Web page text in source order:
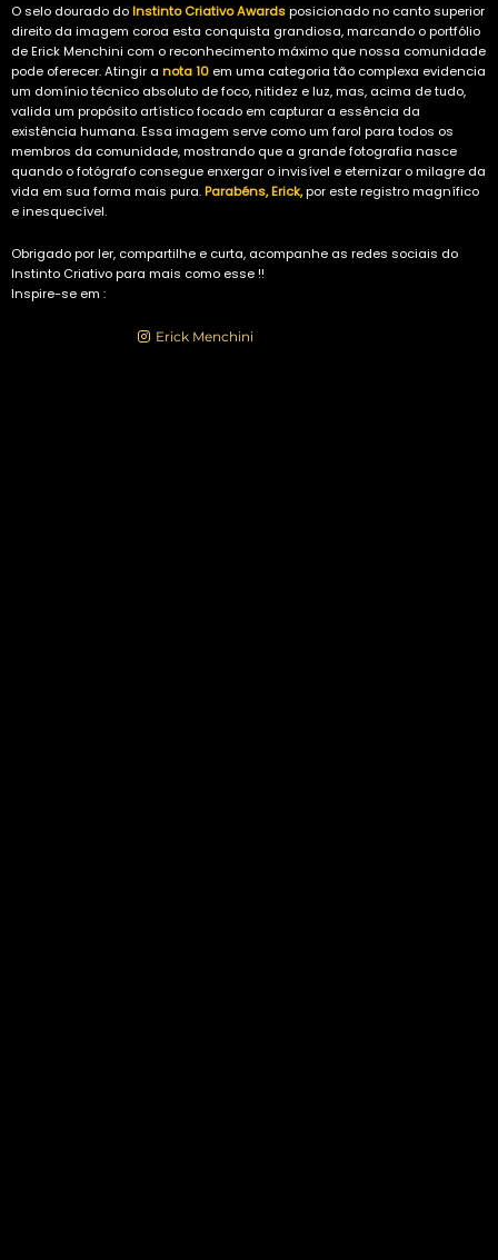
O selo dourado doInstinto Criativo Awardsposicionado no canto superior
direito da imagem coroa esta conquista grandiosa, marcando o portfólio
de Erick Menchini com o reconhecimento máximo que nossa comunidade
pode oferecer. Atingir a nota 10 em uma categoria tão complexa evidencia
um domínio técnico absoluto de foco, nitidez e luz, mas, acima de tudo,
valida um propósito artístico focado em capturar a essência da
existência humana. Essa imagem serve como um farol para todos os
membros da comunidade, mostrando que a grande fotografia nasce
quando o fotógrafo consegue enxergar o invisível e eternizar o milagre da
vida em sua forma mais pura.Parabéns, Erick,por este registro magnífico
e inesquecível.
Obrigado por ler, compartilhe e curta, acompanhe as redes sociais do
Instinto Criativo para mais como esse !!
Inspire-se em :
Erick Menchini